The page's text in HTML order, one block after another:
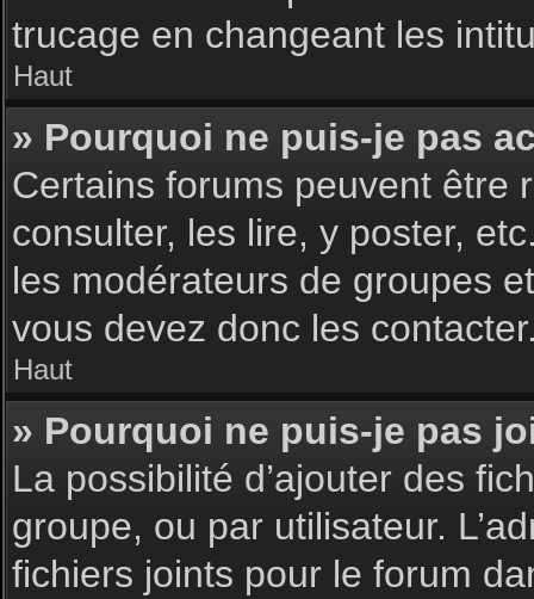
trucage en changeant les
Haut
» Pourquoi ne puis-je pas
Certains forums peuvent être
consulter, les lire, y poster,
les modérateurs de groupes
vous devez donc les
Haut
» Pourquoi ne puis-je pas
La possibilité d’ajouter des
groupe, ou par utilisateur.
fichiers joints pour le forum